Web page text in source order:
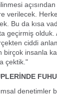
verilecek.
Bu da kısa
geçirmiş olduk.
ciddi
insanla
çektik."
denetimler